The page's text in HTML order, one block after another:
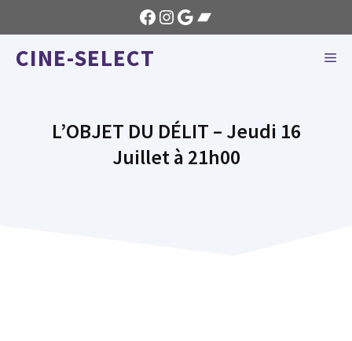
au
contenu
Facebook
Instagram
GoogleBandcamp
CINE-SELECT
L’OBJET DU DÉLIT – Jeudi 16
Juillet à 21h00